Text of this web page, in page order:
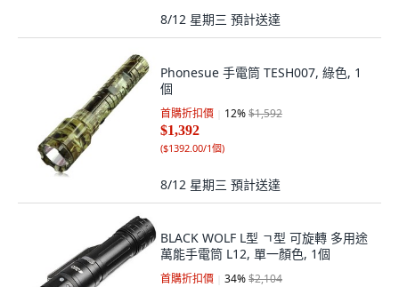
8/12 星期三 預計送達
Phonesue 手電筒 TESH007, 綠色, 1
個
首購折扣價 12%$1,592
$1,392
($1392.00/1個)
8/12 星期三 預計送達
BLACK WOLF L型 ㄱ型 可旋轉 多用途
萬能手電筒 L12, 單一顏色, 1個
首購折扣價 34%$2,104